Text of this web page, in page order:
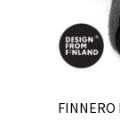
FINNERO